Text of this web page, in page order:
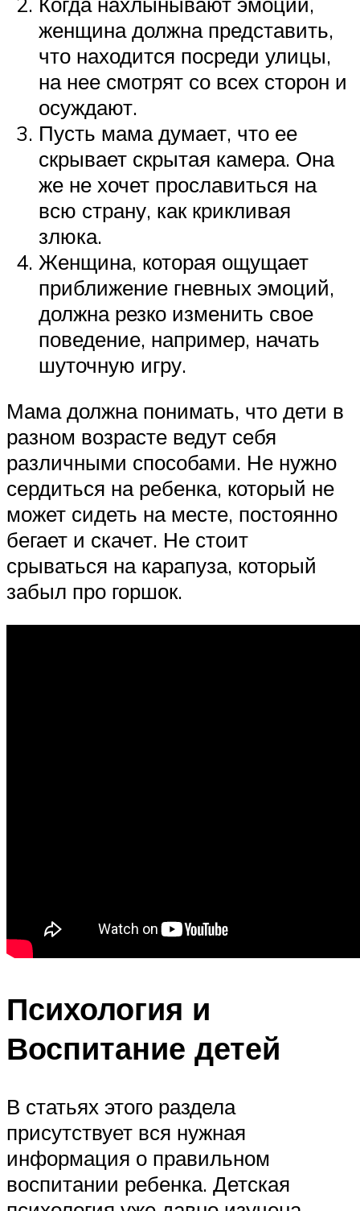
женщина должна представить,
что находится посреди улицы,
на нее смотрят со всех сторон и
осуждают.
Пусть мама думает, что ее
скрывает скрытая камера. Она
же не хочет прославиться на
всю страну, как крикливая
злюка.
Женщина, которая ощущает
приближение гневных эмоций,
должна резко изменить свое
поведение, например, начать
шуточную игру.
Мама должна понимать, что дети в
разном возрасте ведут себя
различными способами. Не нужно
сердиться на ребенка, который не
может сидеть на месте, постоянно
бегает и скачет. Не стоит
срываться на карапуза, который
забыл про горшок.
Психология и
Воспитание детей
В статьях этого раздела
присутствует вся нужная
информация о правильном
воспитании ребенка. Детская